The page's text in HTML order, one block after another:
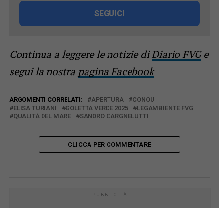
SEGUICI
Continua a leggere le notizie diDiario FVGe
segui la nostra pagina Facebook
ARGOMENTI CORRELATI: APERTURA
CONOU
ELISA TURIANI
GOLETTA VERDE 2025
LEGAMBIENTE FVG
QUALITÀ DEL MARE
SANDRO CARGNELUTTI
CLICCA PER COMMENTARE
PUBBLICITÀ